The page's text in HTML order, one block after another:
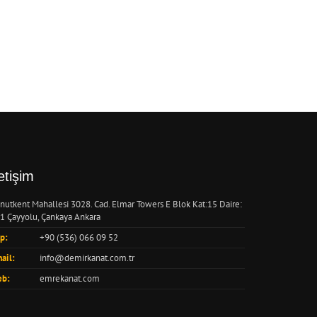
Mahallesi 3028. Cad. Elmar Towers E Blok Kat:15 Daire:
Çayyolu, Çankaya Ankara
+90 (536) 066 09 52
info@demirkanat.com.tr
emrekanat.com